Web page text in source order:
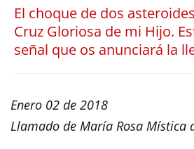
El choque de dos
Cruz Gloriosa de mi Hijo.
señal que os anunciará la
Enero 02 de 2018
Llamado de María Rosa Mística